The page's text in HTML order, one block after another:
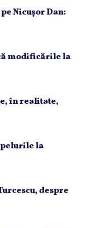
Nicuşor Dan:
modificările la
în realitate,
la
despre